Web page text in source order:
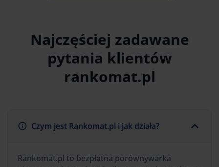
Najczęściej zadawane
pytania klientów
rankomat.pl
Czym jest Rankomat.pl i jak działa?
Rankomat.pl to bezpłatna porównywarka